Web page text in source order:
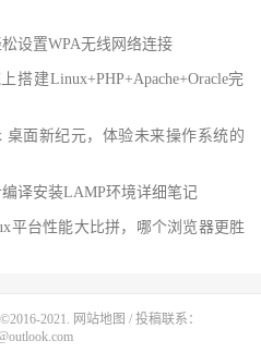
设置WPA无线网络连接
搭建Linux+PHP+Apache+Oracle完
桌面新纪元，体验未来操作系统的
译安装LAMP环境详细笔记
平台性能大比拼，哪个浏览器更胜
2021. 网站地图 / 投稿联系：